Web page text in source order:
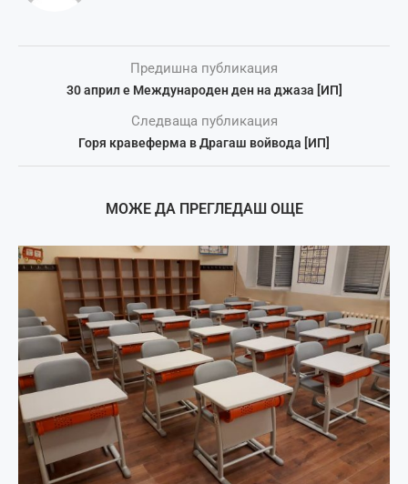
Предишна публикация
30 април е Международен ден на джаза [ИП]
Следваща публикация
Горя кравеферма в Драгаш войвода [ИП]
МОЖЕ ДА ПРЕГЛЕДАШ ОЩЕ